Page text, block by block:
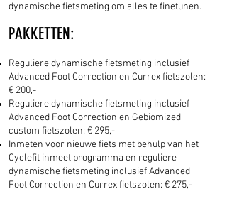
dynamische fietsmeting om alles te finetunen.
PAKKETTEN:
Reguliere dynamische fietsmeting inclusief
Advanced Foot Correction en Currex fietszolen:
€ 200,-
Reguliere dynamische fietsmeting inclusief
Advanced Foot Correction en Gebiomized
custom fietszolen: € 295,-
Inmeten voor nieuwe fiets met behulp van het
Cyclefit inmeet programma en reguliere
dynamische fietsmeting inclusief Advanced
Foot Correction en Currex fietszolen: € 275,-